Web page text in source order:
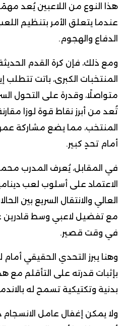
هذا النوع من اللاعبين يُعد
عندما يتعلق الأمر بتنظيم
الدفاع والهجوم.
ومع ذلك، فإن كرة القدم
المنتخبات الكبرى، باتت تتطلب
متواصلًا، وقدرة على التحول
تُعد من أبرز نقاط قوة لوزا
المنتخب، مما يضع مشاركة
أمام تحدٍ كبير.
في المقابل، يُعرف المدرب
الاعتماد على أسلوب لعب
العالي والانتقال السريع بين
مع تفضيل لاعبي وسط قادرين
في وقت قصير.
وهنا يبرز التحدي الحقيقي أمام
بإثبات قدرته على التأقلم مع
بدنية وتكتيكية تسمح له
ولا يمكن إغفال عامل